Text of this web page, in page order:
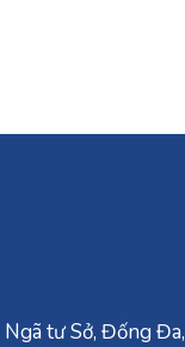
Ngã tư Sở, Đống Đa,